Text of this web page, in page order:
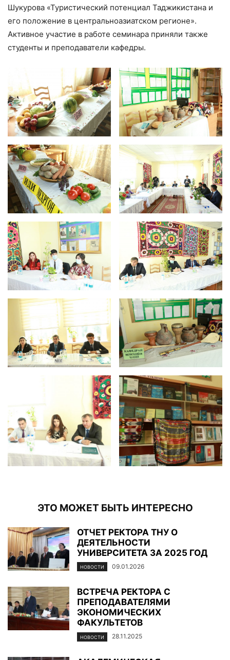
Шукурова «Туристический потенциал Таджикистана и
его положение в центральноазиатском регионе».
Активное участие в работе семинара приняли также
студенты и преподаватели кафедры.
ЭТО МОЖЕТ БЫТЬ ИНТЕРЕСНО
ОТЧЕТ РЕКТОРА ТНУ О
ДЕЯТЕЛЬНОСТИ
УНИВЕРСИТЕТА ЗА 2025 ГОД
НОВОСТИ 09.01.2026
ВСТРЕЧА РЕКТОРА С
ПРЕПОДАВАТЕЛЯМИ
ЭКОНОМИЧЕСКИХ
ФАКУЛЬТЕТОВ
НОВОСТИ 28.11.2025